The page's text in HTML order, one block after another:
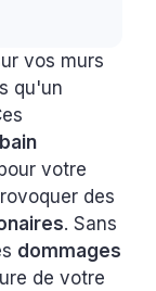
vos murs
qu'un
votre
des
. Sans
dommages
de votre